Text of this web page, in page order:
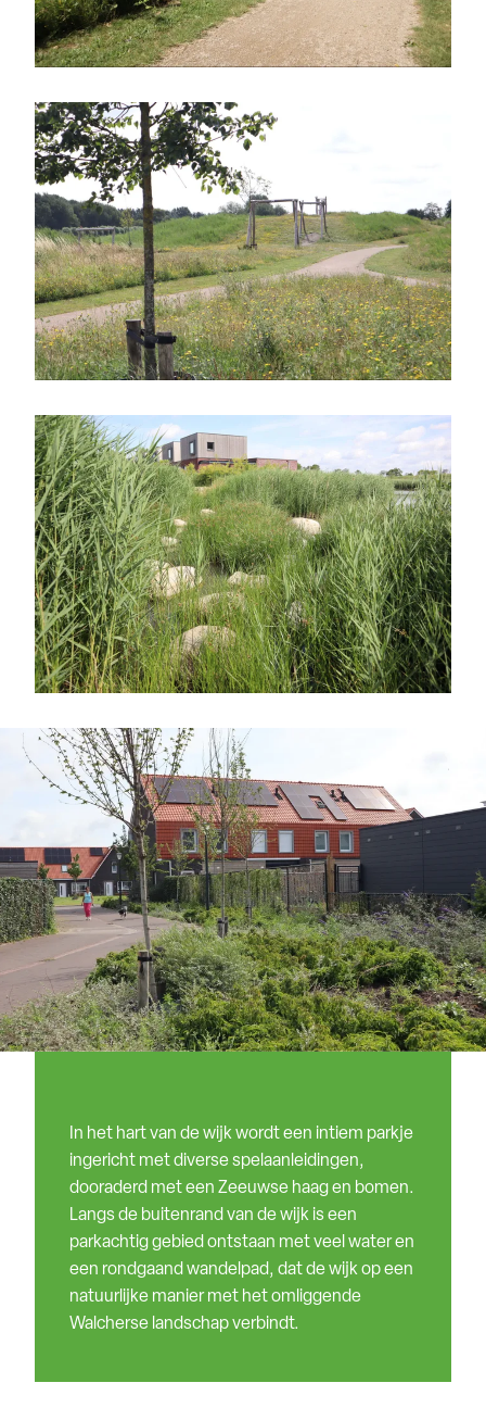
In het hart van de wijk wordt een intiem parkje
ingericht met diverse spelaanleidingen,
dooraderd met een Zeeuwse haag en bomen.
Langs de buitenrand van de wijk is een
parkachtig gebied ontstaan met veel water en
een rondgaand wandelpad, dat de wijk op een
natuurlijke manier met het omliggende
Walcherse landschap verbindt.